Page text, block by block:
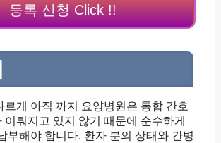
등록 신청 Click !!
르게 아직 까지 요양병원은 통합 간호
이뤄지고 있지 않기 때문에 순수하게
부해야 합니다. 환자 분의 상태와 간병